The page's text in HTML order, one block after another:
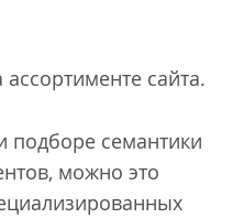
сайта.
подборе семантики
можно это